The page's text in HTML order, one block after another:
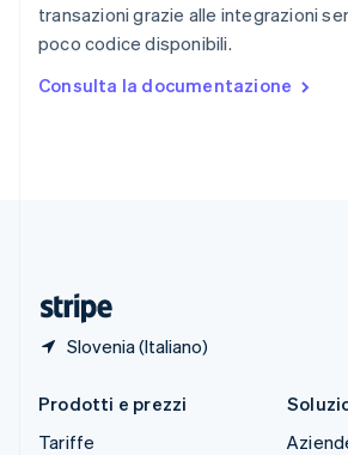
transazioni grazie alle integrazioni
poco codice disponibili.
Consulta la documentazione
Slovenia (Italiano)
Spagna
EspañolEnglish
English Español简体中文
Prodotti e prezzi
Tariffe